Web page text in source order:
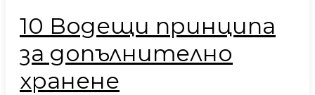
10 Водещи принципа
за допълнително
хранене